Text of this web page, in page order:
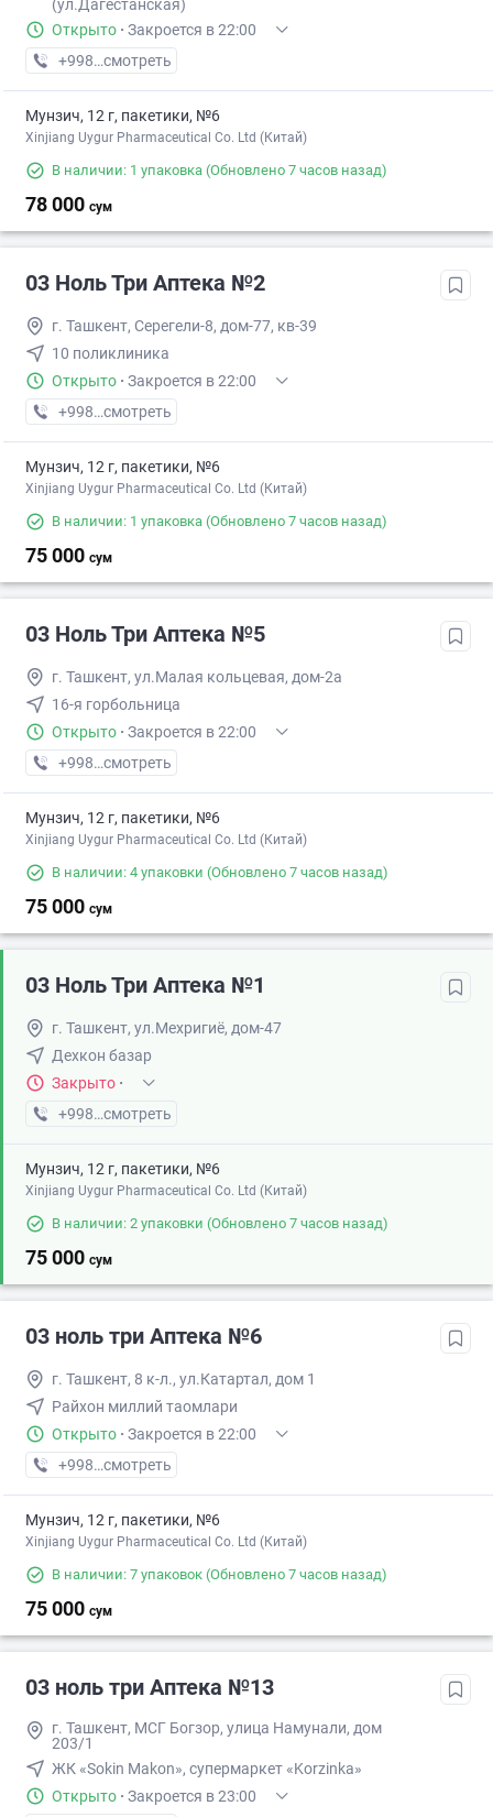
(ул.Дагестанская)
Открыто · Закроется в 22:00
+998 (97) XXX-XX-XX
смотреть
Мунзич, 12 г, пакетики, №6
Xinjiang Uygur Pharmaceutical Co. Ltd (Китай)
В наличии: 1 упаковка (Обновлено 7 часов назад)
78 000 сум
03 Ноль Три Аптека №2
г. Ташкент, Серегели-8, дом-77, кв-39
10 поликлиника
Открыто · Закроется в 22:00
+998 (99) XXX-XX-XX
смотреть
Мунзич, 12 г, пакетики, №6
Xinjiang Uygur Pharmaceutical Co. Ltd (Китай)
В наличии: 1 упаковка (Обновлено 7 часов назад)
75 000 сум
03 Ноль Три Аптека №5
г. Ташкент, ул.Малая кольцевая, дом-2а
16-я горбольница
Открыто · Закроется в 22:00
+998 (77) XXX-XX-XX
смотреть
Мунзич, 12 г, пакетики, №6
Xinjiang Uygur Pharmaceutical Co. Ltd (Китай)
В наличии: 4 упаковки (Обновлено 7 часов назад)
75 000 сум
03 Ноль Три Аптека №1
г. Ташкент, ул.Мехригиё, дом-47
Дехкон базар
Закрыто ·
+998 (71) XXX-XX-XX
смотреть
Мунзич, 12 г, пакетики, №6
Xinjiang Uygur Pharmaceutical Co. Ltd (Китай)
В наличии: 2 упаковки (Обновлено 7 часов назад)
75 000 сум
03 ноль три Аптека №6
г. Ташкент, 8 к-л., ул.Катартал, дом 1
Райхон миллий таомлари
Открыто · Закроется в 22:00
+998 (71) XXX-XX-XX
смотреть
Мунзич, 12 г, пакетики, №6
Xinjiang Uygur Pharmaceutical Co. Ltd (Китай)
В наличии: 7 упаковок (Обновлено 7 часов назад)
75 000 сум
03 ноль три Аптека №13
г. Ташкент, МСГ Богзор, улица Намунали, дом
203/1
ЖК «Sokin Makon», супермаркет «Korzinka»
Открыто · Закроется в 23:00